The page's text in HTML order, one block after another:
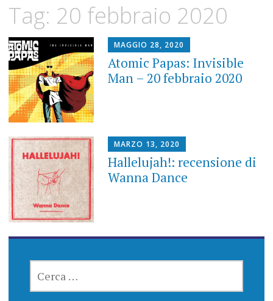
content
Tag: 20 febbraio 2020
MAGGIO 28, 2020
Atomic Papas: Invisible
Man – 20 febbraio 2020
MARZO 13, 2020
Hallelujah!: recensione di
Wanna Dance
PER: